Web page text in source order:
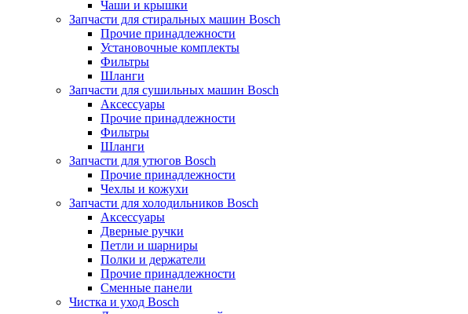
Чаши и крышки
Запчасти для стиральных машин Bosch
Прочие принадлежности
Установочные комплекты
Фильтры
Шланги
Запчасти для сушильных машин Bosch
Аксессуары
Прочие принадлежности
Фильтры
Шланги
Запчасти для утюгов Bosch
Прочие принадлежности
Чехлы и кожухи
Запчасти для холодильников Bosch
Аксессуары
Дверные ручки
Петли и шарниры
Полки и держатели
Прочие принадлежности
Сменные панели
Чистка и уход Bosch